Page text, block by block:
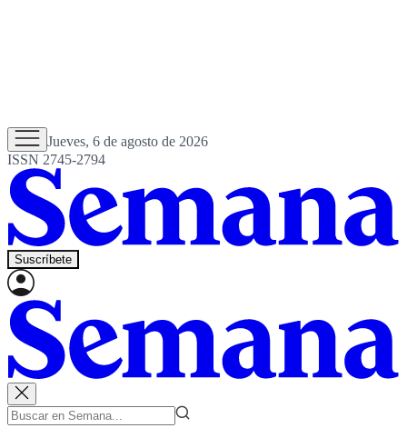
Jueves, 6 de agosto de 2026
ISSN 2745-2794
Suscríbete